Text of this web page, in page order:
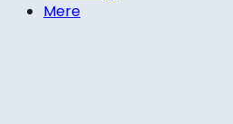
Mere